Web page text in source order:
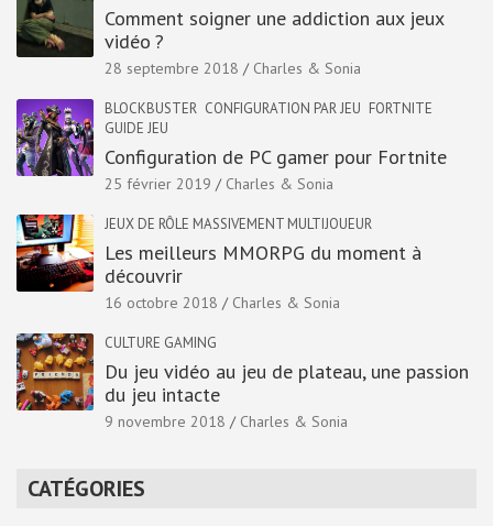
Comment soigner une addiction aux jeux
vidéo ?
28 septembre 2018 Charles & Sonia
BLOCKBUSTER CONFIGURATION PAR JEU FORTNITE
GUIDE JEU
Configuration de PC gamer pour Fortnite
25 février 2019 Charles & Sonia
JEUX DE RÔLE MASSIVEMENT MULTIJOUEUR
Les meilleurs MMORPG du moment à
découvrir
16 octobre 2018 Charles & Sonia
CULTURE GAMING
Du jeu vidéo au jeu de plateau, une passion
du jeu intacte
9 novembre 2018 Charles & Sonia
CATÉGORIES